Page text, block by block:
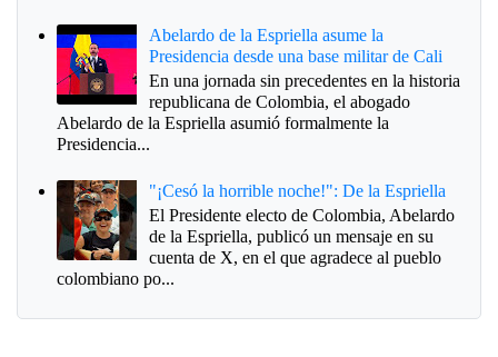
Abelardo de la Espriella asume la
Presidencia desde una base militar de Cali
En una jornada sin precedentes en la historia
republicana de Colombia, el abogado
Abelardo de la Espriella asumió formalmente la
Presidencia...
"¡Cesó la horrible noche!": De la Espriella
El Presidente electo de Colombia, Abelardo
de la Espriella, publicó un mensaje en su
cuenta de X, en el que agradece al pueblo
colombiano po...